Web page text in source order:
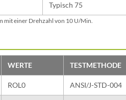
Typisch 75
mit einer Drehzahl von 10 U/Min.
WERTE TESTMETHODE
ROL0 ANSI/J-STD-004